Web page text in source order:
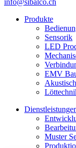
info@sibalco.ch
Produkte
Sensorik
LED
EMV
Muster